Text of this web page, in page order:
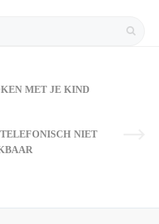
MET JE KIND
NIET